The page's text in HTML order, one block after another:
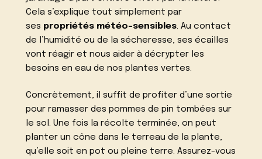
Cela s’explique tout simplement par
ses propriétés météo-sensibles. Au contact
de l’humidité ou de la sécheresse, ses écailles
vont réagir et nous aider à décrypter les
besoins en eau de nos plantes vertes.
Concrètement, il suffit de profiter d’une sortie
pour ramasser des pommes de pin tombées sur
le sol. Une fois la récolte terminée, on peut
planter un cône dans le terreau de la plante,
qu’elle soit en pot ou pleine terre. Assurez-vous